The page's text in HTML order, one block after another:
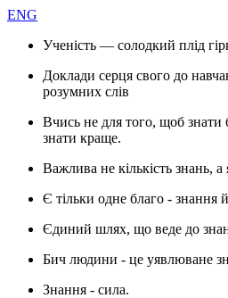
ENG
Ученість — солодкий плід
Доклади серця свого до
розумних слів
Вчись не для того, щоб знати
знати краще.
Важлива не кількість знань, а
Є тільки одне благо - знання
Єдиний шлях, що веде до
Бич людини - це уявлюване
Знання - сила.